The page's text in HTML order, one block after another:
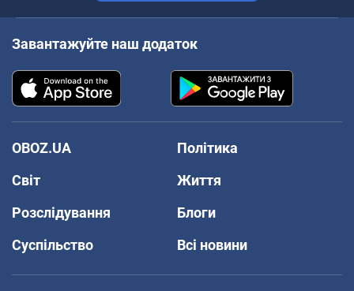
Завантажуйте наш додаток
OBOZ.UA
Політика
Світ
Життя
Розслідування
Блоги
Суспільство
Всі новини